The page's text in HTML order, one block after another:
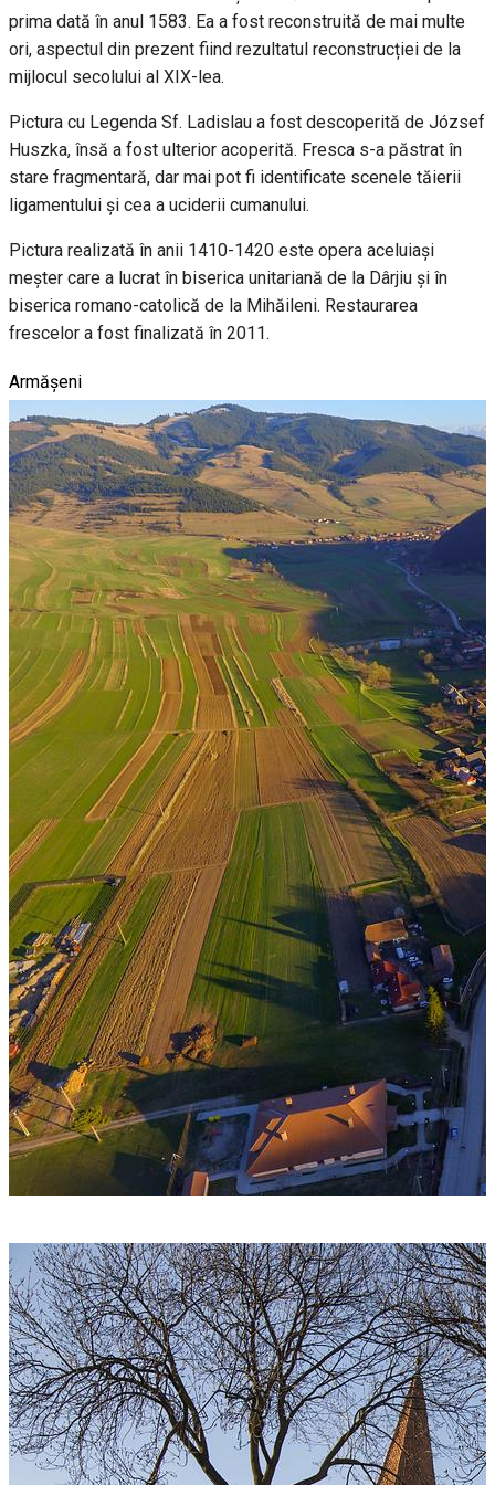
prima dată în anul 1583. Ea a fost reconstruită de mai multe
ori, aspectul din prezent fiind rezultatul reconstrucției de la
mijlocul secolului al XIX-lea.
Pictura cu Legenda Sf. Ladislau a fost descoperită de József
Huszka, însă a fost ulterior acoperită. Fresca s-a păstrat în
stare fragmentară, dar mai pot fi identificate scenele tăierii
ligamentului și cea a uciderii cumanului.
Pictura realizată în anii 1410-1420 este opera aceluiași
meșter care a lucrat în biserica unitariană de la Dârjiu și în
biserica romano-catolică de la Mihăileni. Restaurarea
frescelor a fost finalizată în 2011.
Armășeni